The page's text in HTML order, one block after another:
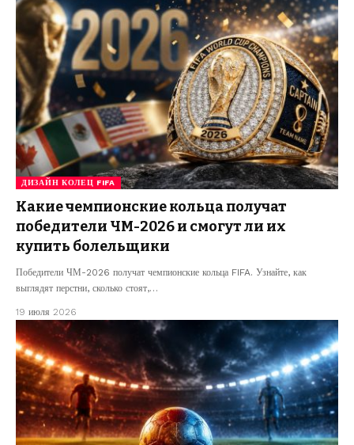
ДИЗАЙН КОЛЕЦ FIFA
Какие чемпионские кольца получат
победители ЧМ-2026 и смогут ли их
купить болельщики
Победители ЧМ-2026 получат чемпионские кольца FIFA. Узнайте, как
выглядят перстни, сколько стоят,…
19 июля 2026